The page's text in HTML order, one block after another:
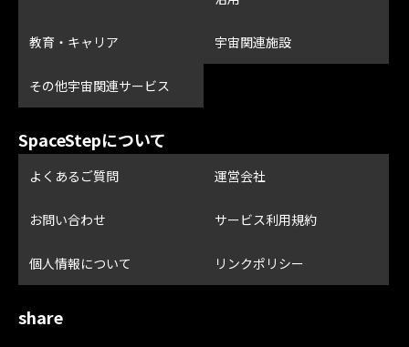
教育・キャリア 宇宙関連施設
その他宇宙関連サービス
SpaceStepについて
よくあるご質問 運営会社
お問い合わせ サービス利用規約
個人情報について リンクポリシー
share